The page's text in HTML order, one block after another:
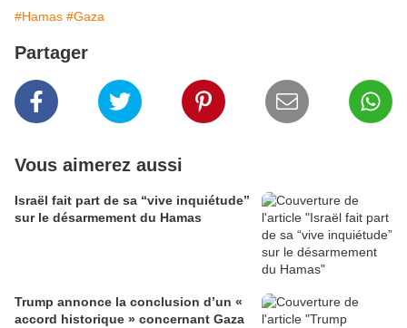
#Hamas #Gaza
Partager
Vous aimerez aussi
Israël fait part de sa “vive inquiétude”
sur le désarmement du Hamas
Trump annonce la conclusion d’un «
accord historique » concernant Gaza